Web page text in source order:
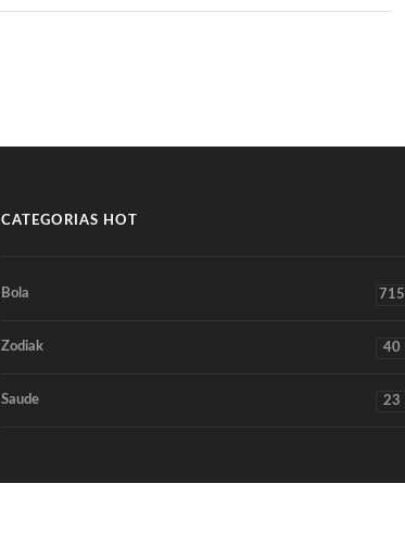
CATEGORIAS HOT
Bola 715
Zodiak 40
Saude 23